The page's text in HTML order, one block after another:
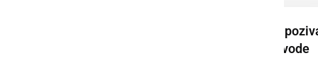
Prleška komunala
k varčni rabi pitne vode